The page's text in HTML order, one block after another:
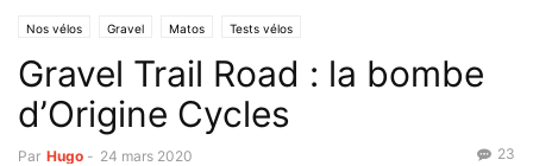
Nos vélos Gravel Matos Tests vélos
Gravel Trail Road : la bombe
d’Origine Cycles
Par Hugo - 24 mars 2020 23